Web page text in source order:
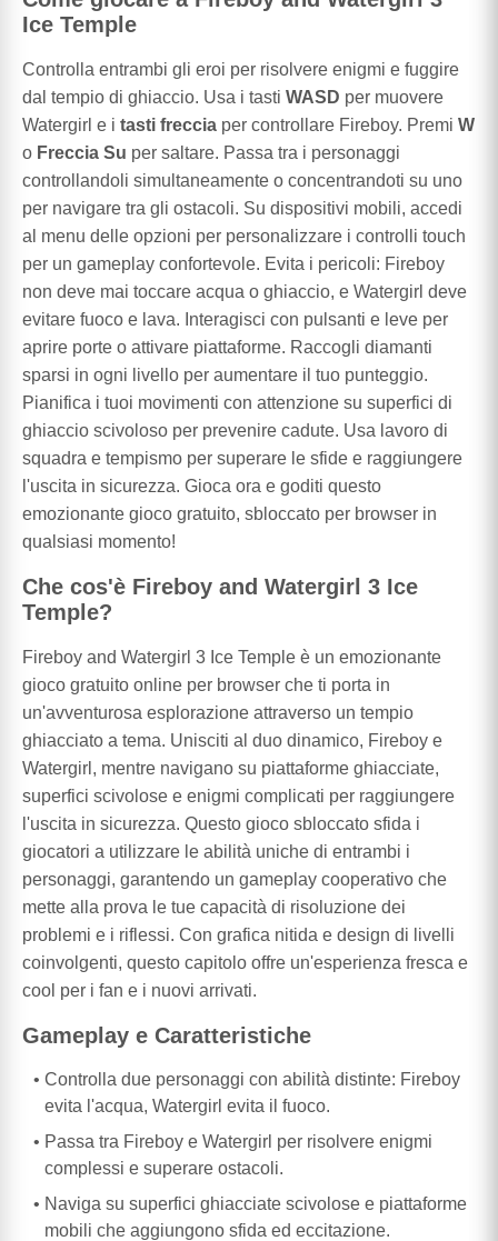
Ice Temple
Controlla entrambi gli eroi per risolvere enigmi e fuggire
dal tempio di ghiaccio. Usa i tasti WASD per muovere
Watergirl e i tasti freccia per controllare Fireboy. Premi W
o Freccia Su per saltare. Passa tra i personaggi
controllandoli simultaneamente o concentrandoti su uno
per navigare tra gli ostacoli. Su dispositivi mobili, accedi
al menu delle opzioni per personalizzare i controlli touch
per un gameplay confortevole. Evita i pericoli: Fireboy
non deve mai toccare acqua o ghiaccio, e Watergirl deve
evitare fuoco e lava. Interagisci con pulsanti e leve per
aprire porte o attivare piattaforme. Raccogli diamanti
sparsi in ogni livello per aumentare il tuo punteggio.
Pianifica i tuoi movimenti con attenzione su superfici di
ghiaccio scivoloso per prevenire cadute. Usa lavoro di
squadra e tempismo per superare le sfide e raggiungere
l'uscita in sicurezza. Gioca ora e goditi questo
emozionante gioco gratuito, sbloccato per browser in
qualsiasi momento!
Che cos'è Fireboy and Watergirl 3 Ice
Temple?
Fireboy and Watergirl 3 Ice Temple è un emozionante
gioco gratuito online per browser che ti porta in
un'avventurosa esplorazione attraverso un tempio
ghiacciato a tema. Unisciti al duo dinamico, Fireboy e
Watergirl, mentre navigano su piattaforme ghiacciate,
superfici scivolose e enigmi complicati per raggiungere
l'uscita in sicurezza. Questo gioco sbloccato sfida i
giocatori a utilizzare le abilità uniche di entrambi i
personaggi, garantendo un gameplay cooperativo che
mette alla prova le tue capacità di risoluzione dei
problemi e i riflessi. Con grafica nitida e design di livelli
coinvolgenti, questo capitolo offre un'esperienza fresca e
cool per i fan e i nuovi arrivati.
Gameplay e Caratteristiche
Controlla due personaggi con abilità distinte: Fireboy
evita l'acqua, Watergirl evita il fuoco.
Passa tra Fireboy e Watergirl per risolvere enigmi
complessi e superare ostacoli.
Naviga su superfici ghiacciate scivolose e piattaforme
mobili che aggiungono sfida ed eccitazione.